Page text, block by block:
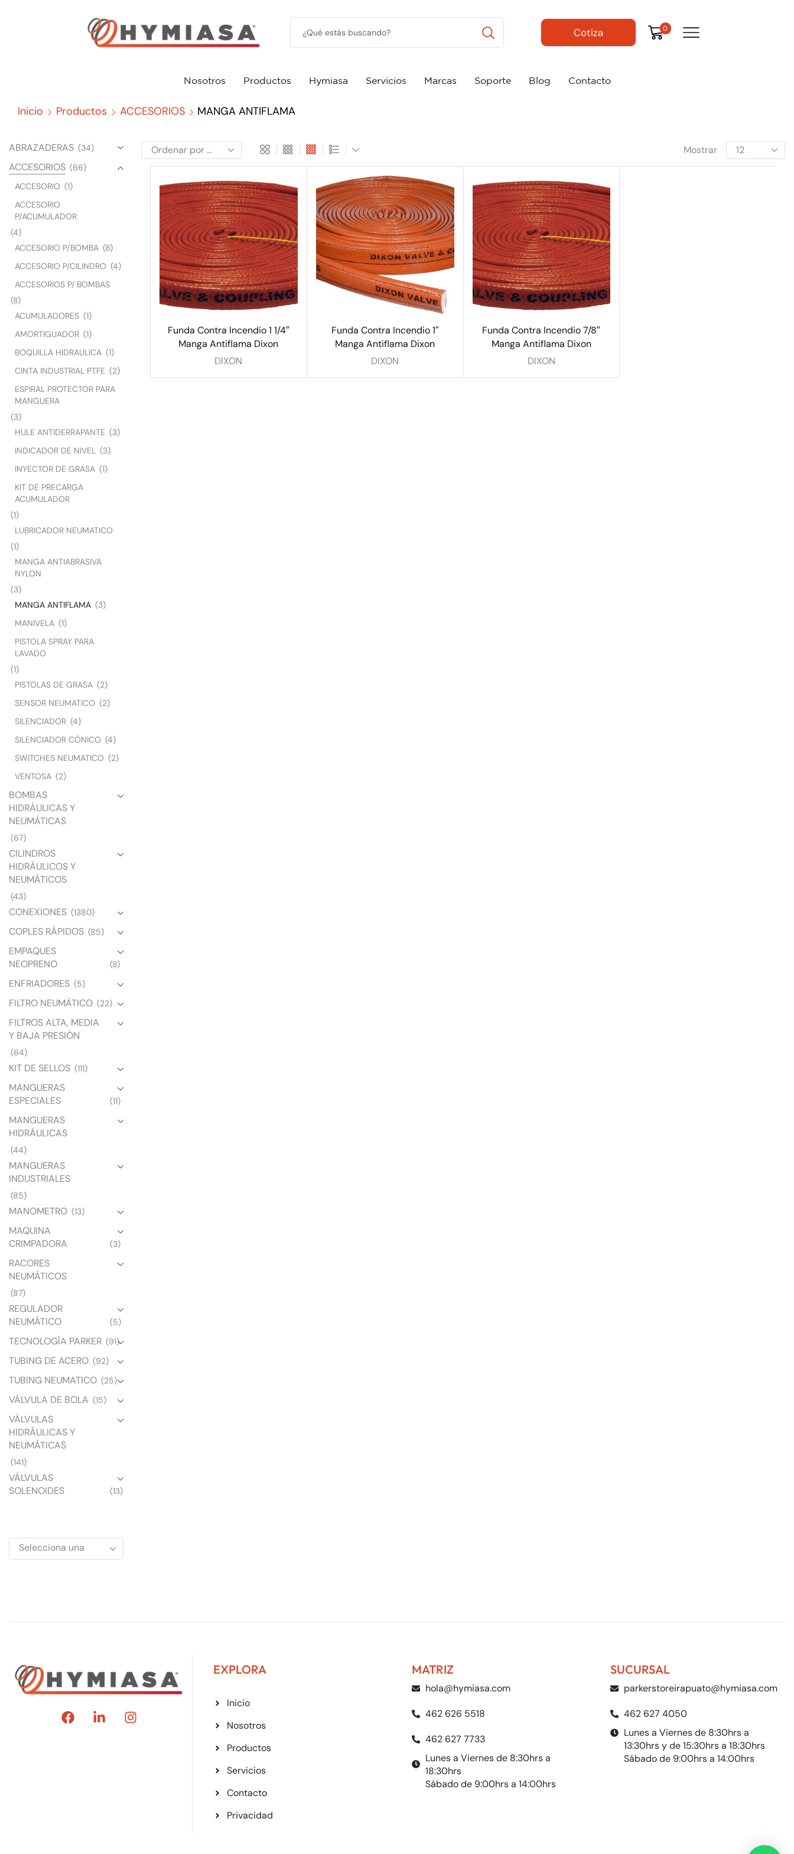
Cotiza 0
Nosotros Productos Hymiasa Servicios Marcas Soporte Blog Contacto
Inicio Productos ACCESORIOS MANGA ANTIFLAMA
Mostrar
Funda Contra Incendio 1 1/4″
Manga Antiflama Dixon
DIXON
Funda Contra Incendio 1″
Manga Antiflama Dixon
DIXON
Funda Contra Incendio 7/8″
Manga Antiflama Dixon
DIXON
ABRAZADERAS (34)
ACCESORIOS (66)
ACCESORIO (1)
ACCESORIO
P/ACUMULADOR
(4)
ACCESORIO P/BOMBA (8)
ACCESORIO P/CILINDRO (4)
ACCESORIOS P/ BOMBAS
(8)
ACUMULADORES (1)
AMORTIGUADOR (1)
BOQUILLA HIDRAULICA (1)
CINTA INDUSTRIAL PTFE (2)
ESPIRAL PROTECTOR PARA
MANGUERA
(3)
HULE ANTIDERRAPANTE (3)
INDICADOR DE NIVEL (3)
INYECTOR DE GRASA (1)
KIT DE PRECARGA
ACUMULADOR
(1)
LUBRICADOR NEUMATICO
(1)
MANGA ANTIABRASIVA
NYLON
(3)
MANGA ANTIFLAMA (3)
MANIVELA (1)
PISTOLA SPRAY PARA
LAVADO
(1)
PISTOLAS DE GRASA (2)
SENSOR NEUMATICO (2)
SILENCIADOR (4)
SILENCIADOR CÓNICO (4)
SWITCHES NEUMATICO (2)
VENTOSA (2)
BOMBAS
HIDRÁULICAS Y
NEUMÁTICAS
(67)
CILINDROS
HIDRÁULICOS Y
NEUMÁTICOS
(43)
CONEXIONES (1380)
COPLES RÁPIDOS (85)
EMPAQUES
NEOPRENO
(8)
ENFRIADORES (5)
FILTRO NEUMÁTICO (22)
FILTROS ALTA, MEDIA
Y BAJA PRESIÓN
(64)
KIT DE SELLOS (111)
MANGUERAS
ESPECIALES
(11)
MANGUERAS
HIDRÁULICAS
(44)
MANGUERAS
INDUSTRIALES
(85)
MANOMETRO (13)
MAQUINA
CRIMPADORA
(3)
RACORES
NEUMÁTICOS
(87)
REGULADOR
NEUMÁTICO
(5)
TECNOLOGÍA PARKER (91)
TUBING DE ACERO (92)
TUBING NEUMATICO (25)
VÁLVULA DE BOLA (15)
VÁLVULAS
HIDRÁULICAS Y
NEUMÁTICAS
(141)
VÁLVULAS
SOLENOIDES
(13)
Selecciona una
EXPLORA
Inicio
Nosotros
Productos
Servicios
Contacto
Privacidad
MATRIZ
hola@hymiasa.com
462 626 5518
462 627 7733
Lunes a Viernes de 8:30hrs a
18:30hrs
Sábado de 9:00hrs a 14:00hrs
SUCURSAL
parkerstoreirapuato@hymiasa.com
462 627 4050
Lunes a Viernes de 8:30hrs a
13:30hrs y de 15:30hrs a 18:30hrs
Sábado de 9:00hrs a 14:00hrs